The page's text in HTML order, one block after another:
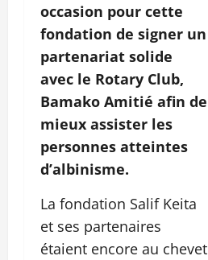
occasion pour cette
fondation de signer un
partenariat solide
avec le Rotary Club,
Bamako Amitié afin de
mieux assister les
personnes atteintes
d’albinisme.
La fondation Salif Keita
et ses partenaires
étaient encore au chevet